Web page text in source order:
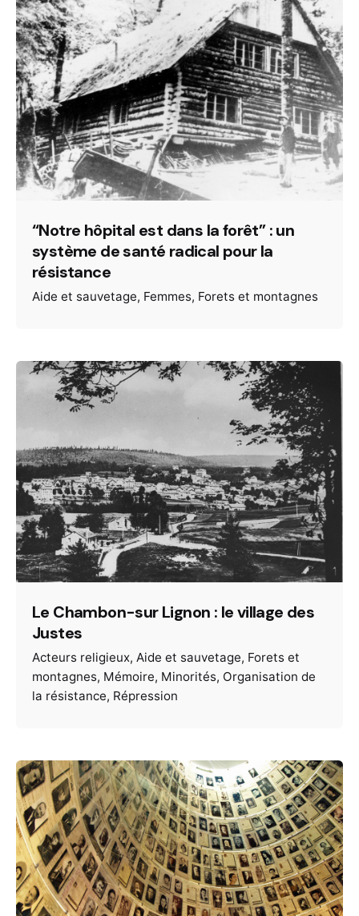
“Notre hôpital est dans la forêt” : un
système de santé radical pour la
résistance
Aide et sauvetage Femmes Forets et montagnes
Le Chambon-sur Lignon : le village des
Justes
Acteurs religieux Aide et sauvetage Forets et
montagnes Mémoire Minorités Organisation de
la résistance Répression